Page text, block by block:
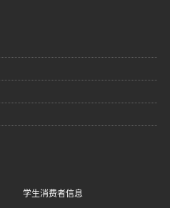
学生消费者信息